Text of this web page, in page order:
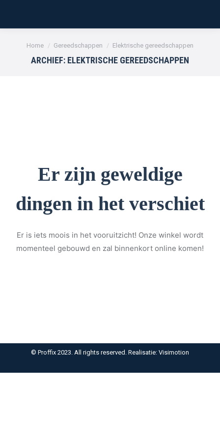
Je bent hier:
Home Gereedschappen Elektrische gereedschappen
ARCHIEF: ELEKTRISCHE GEREEDSCHAPPEN
Er zijn geweldige
dingen in het verschiet
Er is iets moois in het vooruitzicht! Onze winkel wordt
momenteel gebouwd en zal binnenkort online komen!
© Proffix 2023. All rights reserved. Realisatie: Visimotion